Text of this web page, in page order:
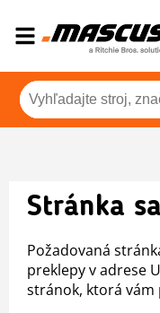
Stránka
Požadovaná
preklepy v adrese
stránok, ktorá vám